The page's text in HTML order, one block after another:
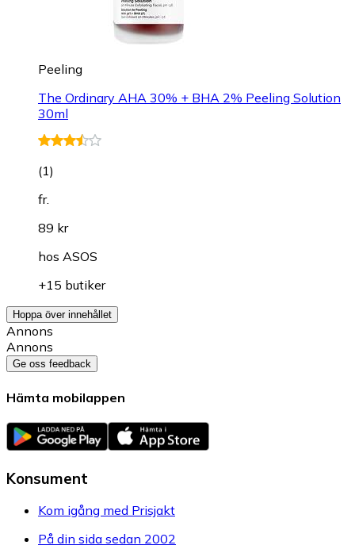
Peeling
The Ordinary AHA 30% + BHA 2% Peeling Solution
30ml
(1)
fr.
89 kr
hos ASOS
+15 butiker
Hoppa över innehållet
Annons
Annons
Ge oss feedback
Hämta mobilappen
Konsument
Kom igång med Prisjakt
På din sida sedan 2002